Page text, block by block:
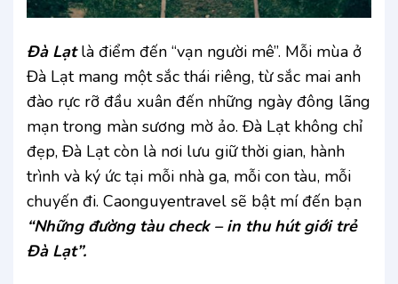
Đà Lạtlà điểm đến “vạn người mê”. Mỗi mùa ở
Đà Lạt mang một sắc thái riêng, từ sắc mai anh
đào rực rỡ đầu xuân đến những ngày đông lãng
mạn trong màn sương mờ ảo. Đà Lạt không chỉ
đẹp, Đà Lạt còn là nơi lưu giữ thời gian, hành
trình và ký ức tại mỗi nhà ga, mỗi con tàu, mỗi
chuyến đi. Caonguyentravel sẽ bật mí đến bạn
“Những đường tàu check – in thu hút giới trẻ
Đà Lạt”.